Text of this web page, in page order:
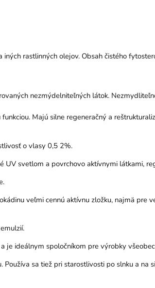
rastlinných olejov. Obsah čistého
nezmýdelniteľných látok.
Majú silne regeneračný a
o vlasy 0,5 2%.
UV svetlom a povrchovo aktívnymi látkami,
veľmi cennú aktívnu zložku, najmä pre
je ideálnym spoločníkom pre výrobky
sa tiež pri starostlivosti po slnku a na